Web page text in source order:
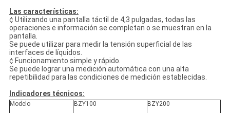
Las características:
¢ Utilizando una pantalla táctil de 4,3 pulgadas, todas las
operaciones e información se completan o se muestran en la
pantalla.
Se puede utilizar para medir la tensión superficial de las
interfaces de líquidos.
¢ Funcionamiento simple y rápido.
Se puede lograr una medición automática con una alta
repetibilidad para las condiciones de medición establecidas.
Indicadores técnicos:
Modelo BZY100
BZY200